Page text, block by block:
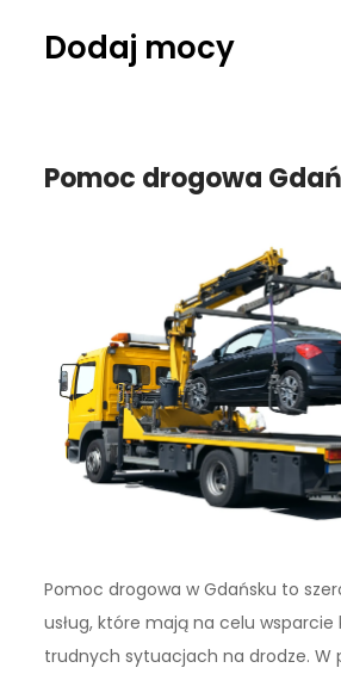
Dodaj mocy
Pomoc drogowa
Pomoc drogowa w Gdańsku to
usług, które mają na celu wsparcie
trudnych sytuacjach na drodze. W